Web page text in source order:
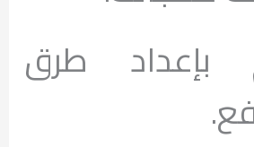
بإعداد طرق